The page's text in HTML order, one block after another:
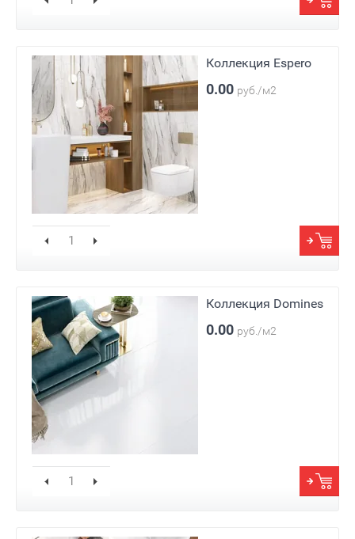
Коллекция Espero
0.00 руб./м2
Коллекция Domines
0.00 руб./м2